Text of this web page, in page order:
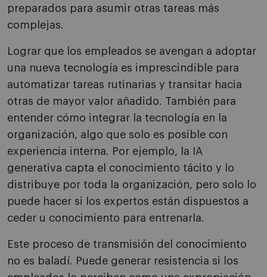
preparados para asumir otras tareas más
complejas.
Lograr que los empleados se avengan a adoptar
una nueva tecnología es imprescindible para
automatizar tareas rutinarias y transitar hacia
otras de mayor valor añadido. También para
entender cómo integrar la tecnología en la
organización, algo que solo es posible con
experiencia interna. Por ejemplo, la IA
generativa capta el conocimiento tácito y lo
distribuye por toda la organización, pero solo lo
puede hacer si los expertos están dispuestos a
ceder u conocimiento para entrenarla.
Este proceso de transmisión del conocimiento
no es baladí. Puede generar resistencia si los